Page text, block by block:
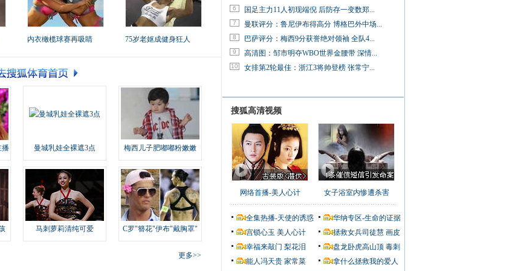
内衣橄榄球赛再吸睛 75岁老妪成健身狂人
播 曼城乳娃全裸遮3点 梅西儿子肥嘟嘟粉嫩嫩
马刺萝莉清纯可爱 C罗"簪花"伊布"戴胸罩"
更多>>
6 国足主力11人初现端倪 后防存一变数郑...
7 曼联评分：鲁尼伊布得高分 博格巴外中场...
8 巴萨评分：梅西9分获誉绝对领袖 全队4...
9 高清图：邹市明夺WBO世界金腰带 深情...
10 女排第2轮最佳：浙江3将帅登榜 张常宁...
搜狐高清视频
网络首播-美人心计 女子浴室内惨遭杀害
全集热播-天使的诱惑
华纳专区-生命的证据
宫锁心玉 美人心计 拯救女兵司徒慧 画皮
幸福来敲门 梨花泪 盘龙卧虎高山顶 毒刺
能人冯天贵 家常菜 拿什么拯救我的爱人